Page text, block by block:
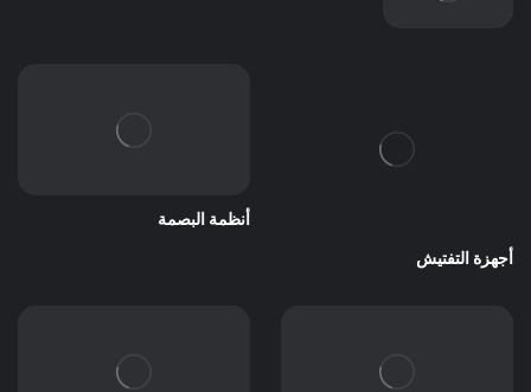
أجهزة التفتيش
أنظمة البصمة